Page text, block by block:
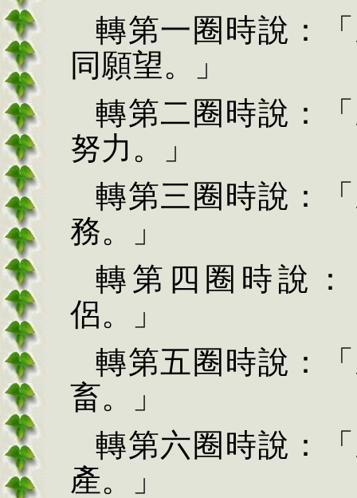
轉第一圈時說：
同願望。」
轉第二圈時說：
努力。」
轉第三圈時說：
務。」
轉第四圈時說
侶。」
轉第五圈時說：
畜。」
轉第六圈時說：
產。」